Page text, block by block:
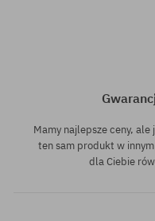
Mamy najlepsze ceny, ale
ten sam produkt w
dla Ciebie